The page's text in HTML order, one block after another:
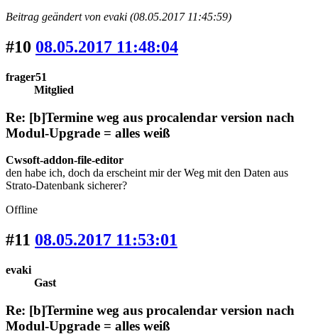
Beitrag geändert von evaki (08.05.2017 11:45:59)
#10 08.05.2017 11:48:04
frager51
Mitglied
Re: [b]Termine weg aus procalendar version nach
Modul-Upgrade = alles weiß
Cwsoft-addon-file-editor
den habe ich, doch da erscheint mir der Weg mit den Daten aus
Strato-Datenbank sicherer?
Offline
#11 08.05.2017 11:53:01
evaki
Gast
Re: [b]Termine weg aus procalendar version nach
Modul-Upgrade = alles weiß